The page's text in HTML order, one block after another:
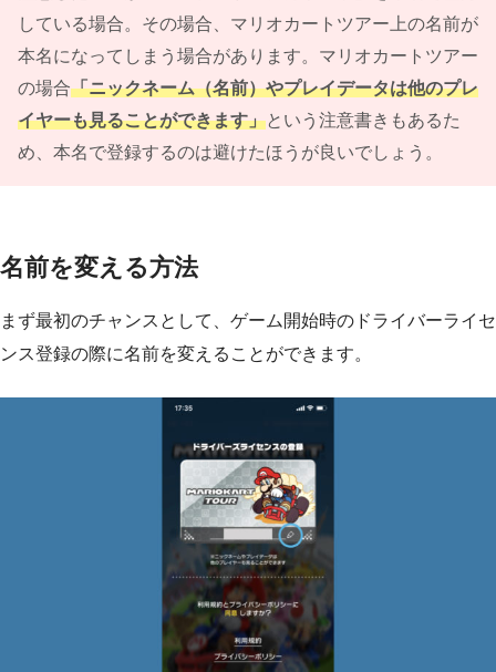
している場合。その場合、マリオカートツアー上の名前が
本名になってしまう場合があります。マリオカートツアー
の場合「ニックネーム（名前）やプレイデータは他のプレ
イヤーも見ることができます」という注意書きもあるた
め、本名で登録するのは避けたほうが良いでしょう。
名前を変える方法
まず最初のチャンスとして、ゲーム開始時のドライバーライセ
ンス登録の際に名前を変えることができます。